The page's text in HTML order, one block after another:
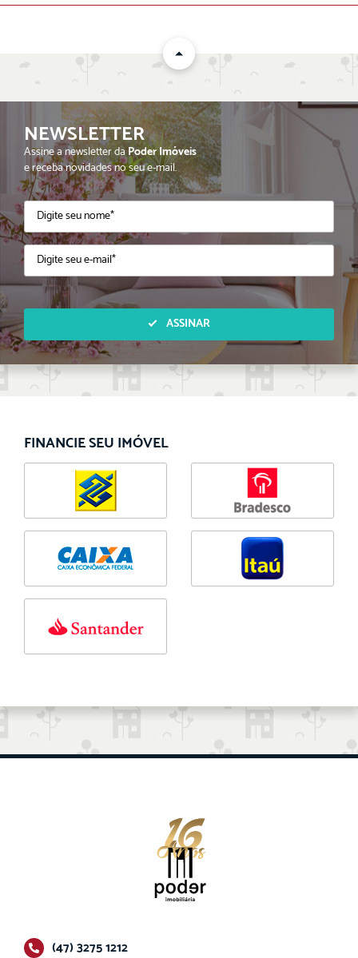
ENVIAR
NEWSLETTER
Assine a newsletter daPoder Imóveis
e receba novidades no seu e-mail.
ASSINAR
FINANCIE SEU IMÓVEL
(47) 3275 1212